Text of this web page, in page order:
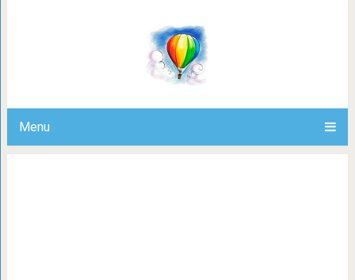
Menu
Учёные предположили, как может